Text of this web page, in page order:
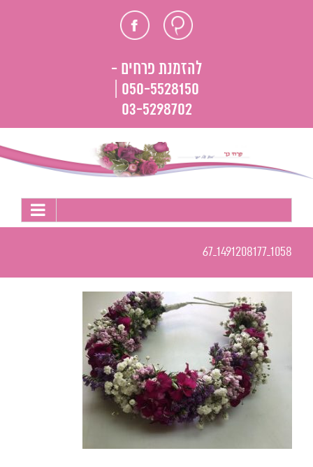
חוות פייסבוק
להזמנת פרחים -
050-5528150 |
03-5298702
1058_1491208177_67